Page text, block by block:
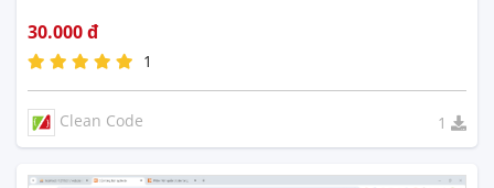
30.000 đ
1
Clean Code 1